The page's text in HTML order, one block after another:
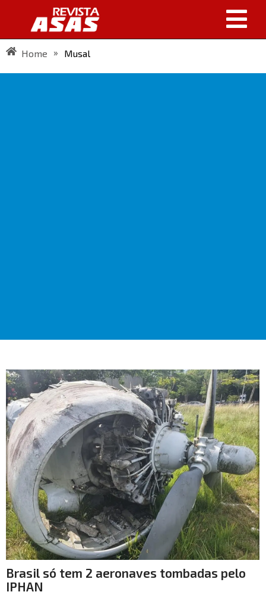
Home » Musal
Brasil só tem 2 aeronaves tombadas pelo
IPHAN